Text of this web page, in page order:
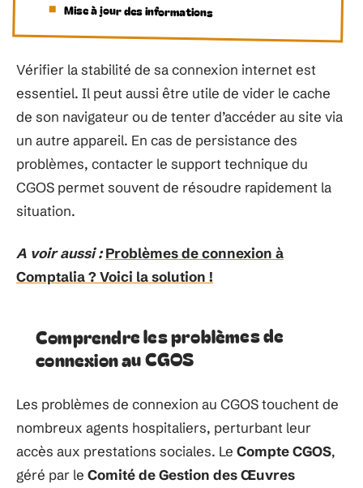
Mise à jour des informations
Vérifier la stabilité de sa connexion internet est
essentiel. Il peut aussi être utile de vider le cache
de son navigateur ou de tenter d’accéder au site via
un autre appareil. En cas de persistance des
problèmes, contacter le support technique du
CGOS permet souvent de résoudre rapidement la
situation.
A voir aussi : Problèmes de connexion à
Comptalia ? Voici la solution !
Comprendre les problèmes de
connexion au CGOS
Les problèmes de connexion au CGOS touchent de
nombreux agents hospitaliers, perturbant leur
accès aux prestations sociales. Le Compte CGOS,
géré par le Comité de Gestion des Œuvres